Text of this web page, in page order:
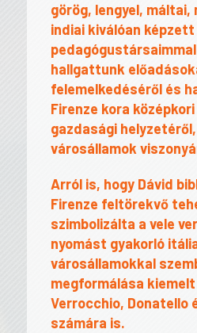
görög, lengyel,
indiai kiválóan képzett
hallgattunk
felemelkedéséről és
Firenze kora
gazdasági
városállamok
Arról is, hogy Dávid
Firenze feltörekvő
szimbolizálta a vele
nyomást gyakorló
városállamokkal
megformálása
Verrocchio, Donatello
számára is.